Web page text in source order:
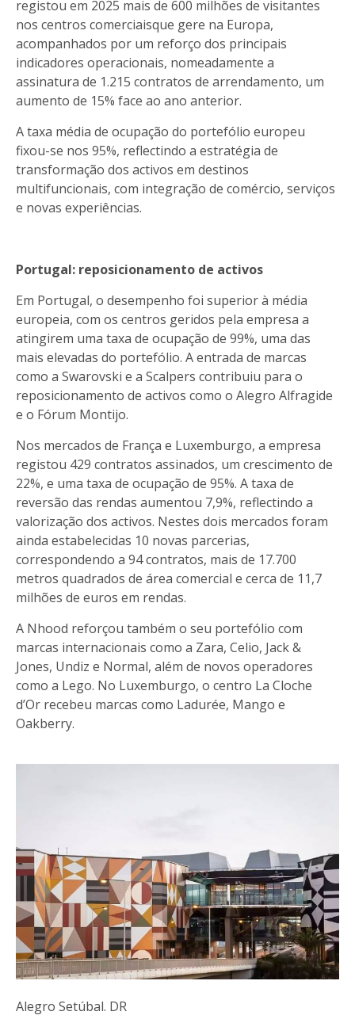
registou em 2025 mais de 600 milhões de visitantes
nos centros comerciaisque gere na Europa,
acompanhados por um reforço dos principais
indicadores operacionais, nomeadamente a
assinatura de 1.215 contratos de arrendamento, um
aumento de 15% face ao ano anterior.
A taxa média de ocupação do portefólio europeu
fixou-se nos 95%, reflectindo a estratégia de
transformação dos activos em destinos
multifuncionais, com integração de comércio, serviços
e novas experiências.
Portugal: reposicionamento de activos
Em Portugal, o desempenho foi superior à média
europeia, com os centros geridos pela empresa a
atingirem uma taxa de ocupação de 99%, uma das
mais elevadas do portefólio. A entrada de marcas
como a Swarovski e a Scalpers contribuiu para o
reposicionamento de activos como o Alegro Alfragide
e o Fórum Montijo.
Nos mercados de França e Luxemburgo, a empresa
registou 429 contratos assinados, um crescimento de
22%, e uma taxa de ocupação de 95%. A taxa de
reversão das rendas aumentou 7,9%, reflectindo a
valorização dos activos. Nestes dois mercados foram
ainda estabelecidas 10 novas parcerias,
correspondendo a 94 contratos, mais de 17.700
metros quadrados de área comercial e cerca de 11,7
milhões de euros em rendas.
A Nhood reforçou também o seu portefólio com
marcas internacionais como a Zara, Celio, Jack &
Jones, Undiz e Normal, além de novos operadores
como a Lego. No Luxemburgo, o centro La Cloche
d’Or recebeu marcas como Ladurée, Mango e
Oakberry.
Alegro Setúbal. DR